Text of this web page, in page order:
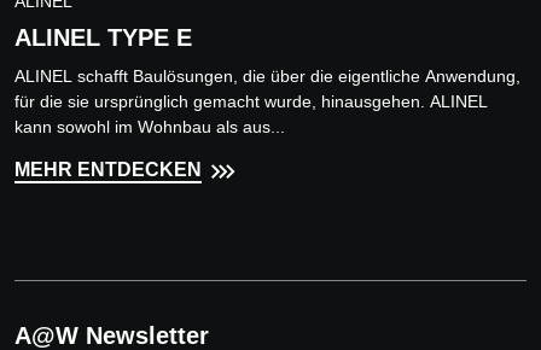
ALINEL TYPE E
ALINEL schafft Baulösungen, die über die eigentliche Anwendung,
für die sie ursprünglich gemacht wurde, hinausgehen. ALINEL
kann sowohl im Wohnbau als aus...
MEHR ENTDECKEN
A@W Newsletter